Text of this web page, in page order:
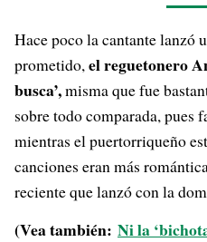
Hace poco la cantante lanzó
prometido,el reguetonero
busca’,misma que fue
sobre todo comparada, pues
mientras el puertorriqueño
canciones eran más
reciente que lanzó con la
(Vea también: Ni la